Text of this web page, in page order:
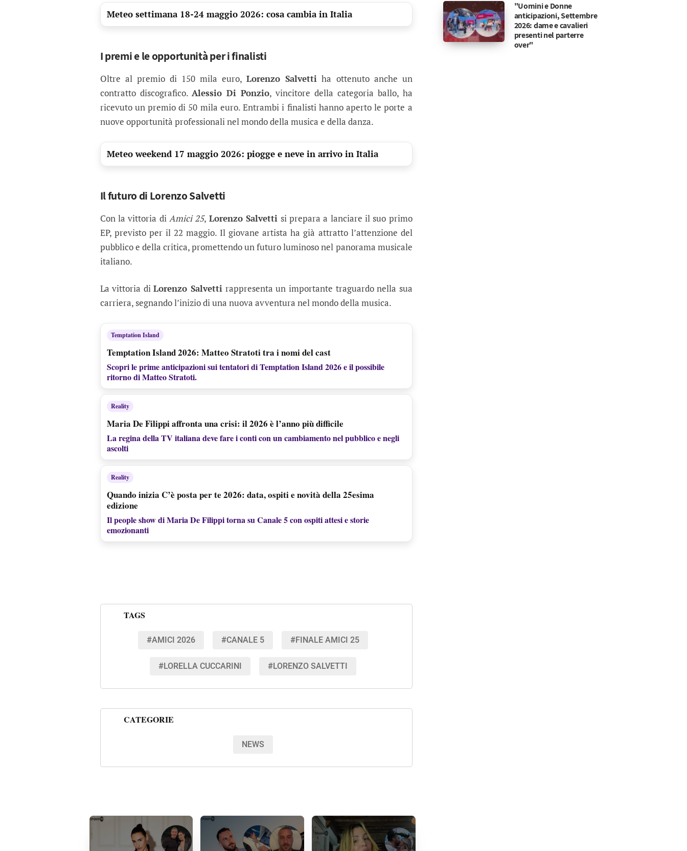
Meteo settimana 18-24 maggio 2026: cosa cambia in Italia
I premi e le opportunità per i finalisti
Oltre al premio di 150 mila euro,Lorenzo Salvetti ha ottenuto anche un
contratto discografico.Alessio Di Ponzio, vincitore della categoria ballo, ha
ricevuto un premio di 50 mila euro. Entrambi i finalisti hanno aperto le porte a
nuove opportunità professionali nel mondo della musica e della danza.
Meteo weekend 17 maggio 2026: piogge e neve in arrivo in Italia
Il futuro di Lorenzo Salvetti
Con la vittoria diAmici 25, Lorenzo Salvetti si prepara a lanciare il suo primo
EP, previsto per il 22 maggio. Il giovane artista ha già attratto l’attenzione del
pubblico e della critica, promettendo un futuro luminoso nel panorama musicale
italiano.
La vittoria diLorenzo Salvetti rappresenta un importante traguardo nella sua
carriera, segnando l’inizio di una nuova avventura nel mondo della musica.
Temptation Island
Temptation Island 2026: Matteo Stratoti tra i nomi del cast
Scopri le prime anticipazioni sui tentatori di Temptation Island 2026 e il possibile
ritorno di Matteo Stratoti.
Reality
Maria De Filippi affronta una crisi: il 2026 è l’anno più difficile
La regina della TV italiana deve fare i conti con un cambiamento nel pubblico e negli
ascolti
Reality
Quando inizia C’è posta per te 2026: data, ospiti e novità della 25esima
edizione
Il people show di Maria De Filippi torna su Canale 5 con ospiti attesi e storie
emozionanti
TAGS
#AMICI 2026 #CANALE 5 #FINALE AMICI 25
#LORELLA CUCCARINI #LORENZO SALVETTI
CATEGORIE
NEWS
"Uomini e Donne
anticipazioni, Settembre
2026: dame e cavalieri
presenti nel parterre
over"